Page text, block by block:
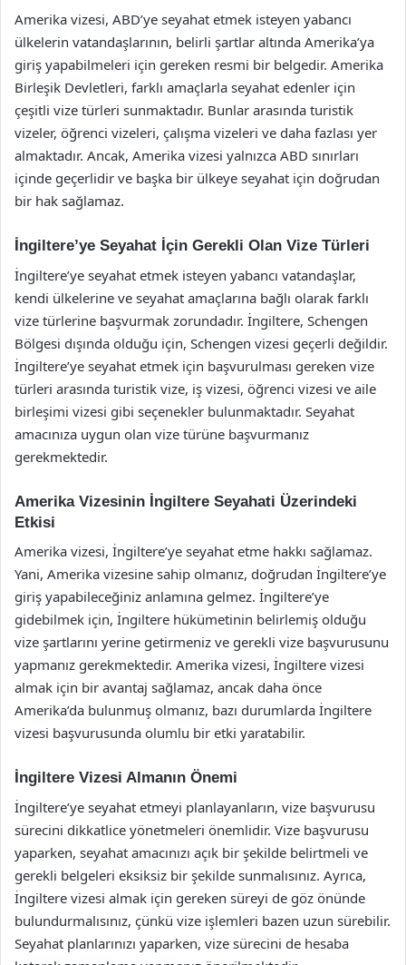
Amerika vizesi, ABD’ye seyahat etmek isteyen yabancı
ülkelerin vatandaşlarının, belirli şartlar altında Amerika’ya
giriş yapabilmeleri için gereken resmi bir belgedir. Amerika
Birleşik Devletleri, farklı amaçlarla seyahat edenler için
çeşitli vize türleri sunmaktadır. Bunlar arasında turistik
vizeler, öğrenci vizeleri, çalışma vizeleri ve daha fazlası yer
almaktadır. Ancak, Amerika vizesi yalnızca ABD sınırları
içinde geçerlidir ve başka bir ülkeye seyahat için doğrudan
bir hak sağlamaz.
İngiltere’ye Seyahat İçin Gerekli Olan Vize Türleri
İngiltere’ye seyahat etmek isteyen yabancı vatandaşlar,
kendi ülkelerine ve seyahat amaçlarına bağlı olarak farklı
vize türlerine başvurmak zorundadır. İngiltere, Schengen
Bölgesi dışında olduğu için, Schengen vizesi geçerli değildir.
İngiltere’ye seyahat etmek için başvurulması gereken vize
türleri arasında turistik vize, iş vizesi, öğrenci vizesi ve aile
birleşimi vizesi gibi seçenekler bulunmaktadır. Seyahat
amacınıza uygun olan vize türüne başvurmanız
gerekmektedir.
Amerika Vizesinin İngiltere Seyahati Üzerindeki
Etkisi
Amerika vizesi, İngiltere’ye seyahat etme hakkı sağlamaz.
Yani, Amerika vizesine sahip olmanız, doğrudan İngiltere’ye
giriş yapabileceğiniz anlamına gelmez. İngiltere’ye
gidebilmek için, İngiltere hükümetinin belirlemiş olduğu
vize şartlarını yerine getirmeniz ve gerekli vize başvurusunu
yapmanız gerekmektedir. Amerika vizesi, İngiltere vizesi
almak için bir avantaj sağlamaz, ancak daha önce
Amerika’da bulunmuş olmanız, bazı durumlarda İngiltere
vizesi başvurusunda olumlu bir etki yaratabilir.
İngiltere Vizesi Almanın Önemi
İngiltere’ye seyahat etmeyi planlayanların, vize başvurusu
sürecini dikkatlice yönetmeleri önemlidir. Vize başvurusu
yaparken, seyahat amacınızı açık bir şekilde belirtmeli ve
gerekli belgeleri eksiksiz bir şekilde sunmalısınız. Ayrıca,
İngiltere vizesi almak için gereken süreyi de göz önünde
bulundurmalısınız, çünkü vize işlemleri bazen uzun sürebilir.
Seyahat planlarınızı yaparken, vize sürecini de hesaba